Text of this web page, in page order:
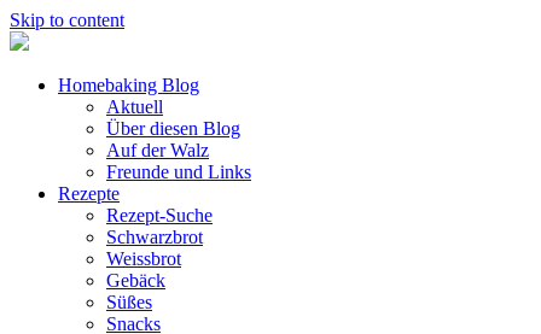
Skip to content
Homebaking Blog
Aktuell
Über diesen Blog
Auf der Walz
Freunde und Links
Rezepte
Rezept-Suche
Schwarzbrot
Weissbrot
Gebäck
Süßes
Snacks